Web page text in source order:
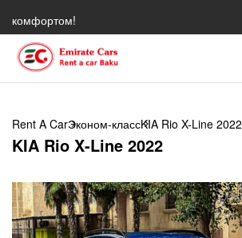
комфортом!
Rent A CarЭконом-классKIA Rio X-Line 2022
KIA Rio X-Line 2022